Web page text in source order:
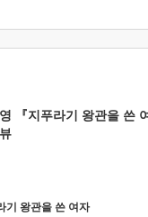
『지푸라기 왕관을 쓴
기 왕관을 쓴 여자